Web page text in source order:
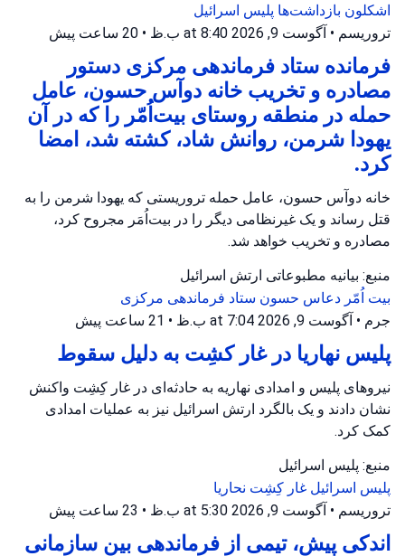
اشکلون بازداشت‌ها پلیس اسرائیل
تروریسم • آگوست 9, 2026 at 8:40 ب.ظ • 20 ساعت پیش
فرمانده ستاد فرماندهی مرکزی دستور
مصادره و تخریب خانه دوآس حسون، عامل
حمله در منطقه روستای بیت‌اُمّر را که در آن
یهودا شرمن، روانش شاد، کشته شد، امضا
کرد.
خانه دوآس حسون، عامل حمله تروریستی که یهودا شرمن را به
قتل رساند و یک غیرنظامی دیگر را در بیت‌اُمَر مجروح کرد،
مصادره و تخریب خواهد شد.
منبع: بیانیه مطبوعاتی ارتش اسرائیل
بیت اُمّر دعاس حسون ستاد فرماندهی مرکزی
جرم • آگوست 9, 2026 at 7:04 ب.ظ • 21 ساعت پیش
پلیس نهاریا در غار کشِت به دلیل سقوط
نیروهای پلیس و امدادی نهاریه به حادثه‌ای در غار کِشِت واکنش
نشان دادند و یک بالگرد ارتش اسرائیل نیز به عملیات امدادی
کمک کرد.
منبع: پلیس اسرائیل
پلیس اسرائیل غار کِشِت نحاریا
تروریسم • آگوست 9, 2026 at 5:30 ب.ظ • 23 ساعت پیش
اندکی پیش، تیمی از فرماندهی بین سازمانی